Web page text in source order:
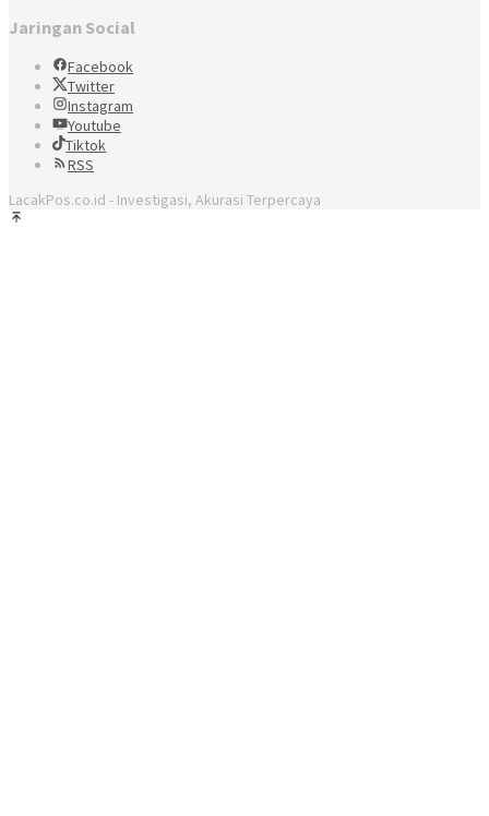
Jaringan Social
Facebook
Twitter
Instagram
Youtube
Tiktok
RSS
LacakPos.co.id - Investigasi, Akurasi Terpercaya